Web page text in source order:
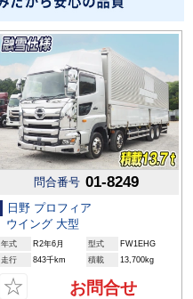
問合番号 01-8249
日野 プロフィア
ウイング 大型
年式 R2年6月 型式
FW1EHG
走行
843千km 積載 13,700kg
☆ お問合せ